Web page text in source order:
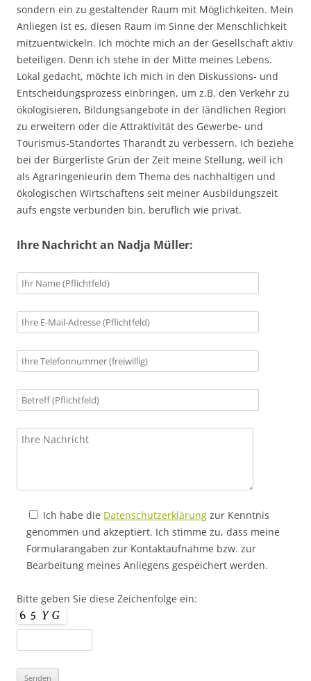
sondern ein zu gestaltender Raum mit Möglichkeiten. Mein
Anliegen ist es, diesen Raum im Sinne der Menschlichkeit
mitzuentwickeln. Ich möchte mich an der Gesellschaft aktiv
beteiligen. Denn ich stehe in der Mitte meines Lebens.
Lokal gedacht, möchte ich mich in den Diskussions- und
Entscheidungsprozess einbringen, um z.B. den Verkehr zu
ökologisieren, Bildungsangebote in der ländlichen Region
zu erweitern oder die Attraktivität des Gewerbe- und
Tourismus-Standortes Tharandt zu verbessern. Ich beziehe
bei der Bürgerliste Grün der Zeit meine Stellung, weil ich
als Agraringenieurin dem Thema des nachhaltigen und
ökologischen Wirtschaftens seit meiner Ausbildungszeit
aufs engste verbunden bin, beruflich wie privat.
Ihre Nachricht an Nadja Müller:
Ich habe die Datenschutzerklärung zur Kenntnis
genommen und akzeptiert. Ich stimme zu, dass meine
Formularangaben zur Kontaktaufnahme bzw. zur
Bearbeitung meines Anliegens gespeichert werden.
Bitte geben Sie diese Zeichenfolge ein: